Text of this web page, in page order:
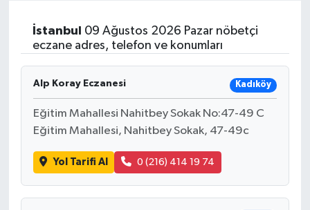
İstanbul
09 Ağustos 2026 Pazar nöbetçi
eczane adres, telefon ve konumları
Alp Koray Eczanesi Kadıköy
Eğitim Mahallesi Nahitbey Sokak No:47-49 C
Eğitim Mahallesi, Nahitbey Sokak, 47-49c
Yol Tarifi Al 0 (216) 414 19 74
Spor
Haber Arşivi